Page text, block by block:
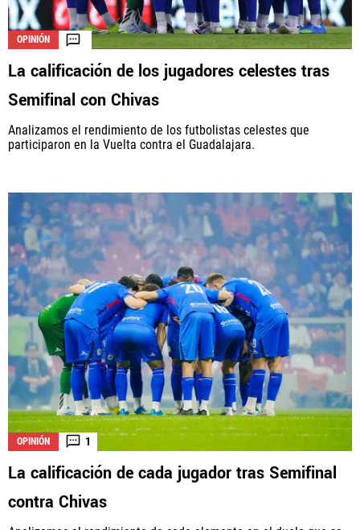
OPINIÓN
La calificación de los jugadores celestes tras
Semifinal con Chivas
Analizamos el rendimiento de los futbolistas celestes que
participaron en la Vuelta contra el Guadalajara.
OPINIÓN 1
La calificación de cada jugador tras Semifinal
contra Chivas